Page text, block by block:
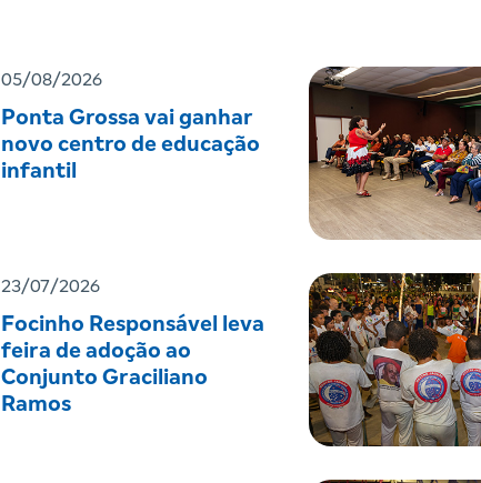
05/08/2026
Ponta Grossa vai ganhar
novo centro de educação
infantil
23/07/2026
Focinho Responsável leva
feira de adoção ao
Conjunto Graciliano
Ramos